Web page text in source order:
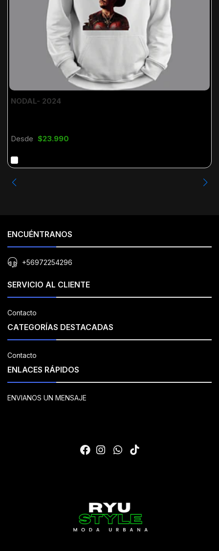
NODAL- 2024
Desde $23.990
ENCUÉNTRANOS
+56972254296
SERVICIO AL CLIENTE
Contacto
CATEGORÍAS DESTACADAS
Contacto
ENLACES RÁPIDOS
ENVIANOS UN MENSAJE